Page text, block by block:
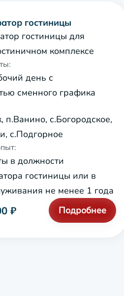
гостиницы
гостиницы для
комплексе
день с
сменного графика
п.Ванино, с.Богородское,
с.Подгорное
в должности
гостиницы или в
не менее 1 года
₽ Подробнее